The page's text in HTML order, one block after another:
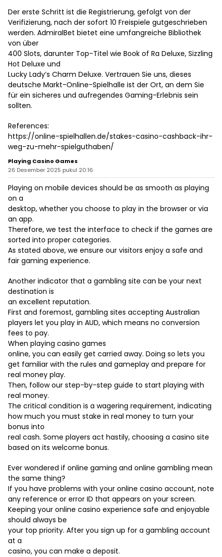
Der erste Schritt ist die Registrierung, gefolgt von der
Verifizierung, nach der sofort 10 Freispiele gutgeschrieben
werden. AdmiralBet bietet eine umfangreiche Bibliothek
von über
400 Slots, darunter Top-Titel wie Book of Ra Deluxe, Sizzling
Hot Deluxe und
Lucky Lady’s Charm Deluxe. Vertrauen Sie uns, dieses
deutsche Markt-Online-Spielhalle ist der Ort, an dem Sie
für ein sicheres und aufregendes Gaming-Erlebnis sein
sollten.
References:
https://online-spielhallen.de/stakes-casino-cashback-ihr-
weg-zu-mehr-spielguthaben/
Playing Casino Games
26 Desember 2025 pukul 20:16
Playing on mobile devices should be as smooth as playing
on a
desktop, whether you choose to play in the browser or via
an app.
Therefore, we test the interface to check if the games are
sorted into proper categories.
As stated above, we ensure our visitors enjoy a safe and
fair gaming experience.
Another indicator that a gambling site can be your next
destination is
an excellent reputation.
First and foremost, gambling sites accepting Australian
players let you play in AUD, which means no conversion
fees to pay.
When playing casino games
online, you can easily get carried away. Doing so lets you
get familiar with the rules and gameplay and prepare for
real money play.
Then, follow our step-by-step guide to start playing with
real money.
The critical condition is a wagering requirement, indicating
how much you must stake in real money to turn your
bonus into
real cash. Some players act hastily, choosing a casino site
based on its welcome bonus.
Ever wondered if online gaming and online gambling mean
the same thing?
If you have problems with your online casino account, note
any reference or error ID that appears on your screen.
Keeping your online casino experience safe and enjoyable
should always be
your top priority. After you sign up for a gambling account
at a
casino, you can make a deposit.